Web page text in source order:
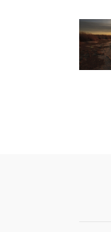
s
A
p